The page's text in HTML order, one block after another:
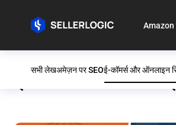
Amazon
सभी लेखअमेज़न पर SEOई-कॉमर्स और ऑनलाइन
ई-कॉमर्स और